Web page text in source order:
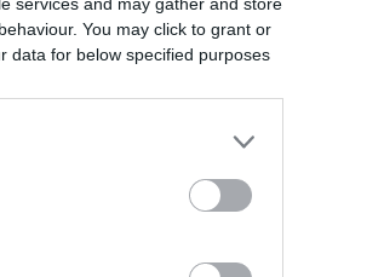
You may click to grant or
data for below specified purposes